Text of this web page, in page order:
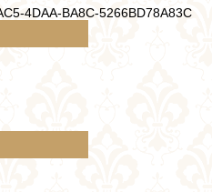
4DAA-BA8C-5266BD78A83C